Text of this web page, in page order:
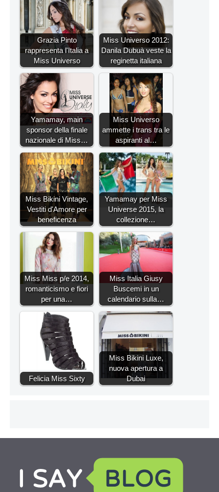
Grazia Pinto
rappresenta l'Italia a
Miss Universo
Miss Universo 2012:
Danila Dubuà veste la
reginetta italiana
Yamamay, main
sponsor della finale
nazionale di Miss…
Miss Universo
ammette i trans tra le
aspiranti al…
Miss Bikini Vintage,
Vestiti d'Amore per
beneficenza
Yamamay per Miss
Universe 2015, la
collezione…
Miss Miss p/e 2014,
romanticismo e fiori
per una…
Miss Italia Giusy
Buscemi in un
calendario sulla…
Felicia Miss Sixty
Miss Bikini Luxe,
nuova apertura a
Dubai